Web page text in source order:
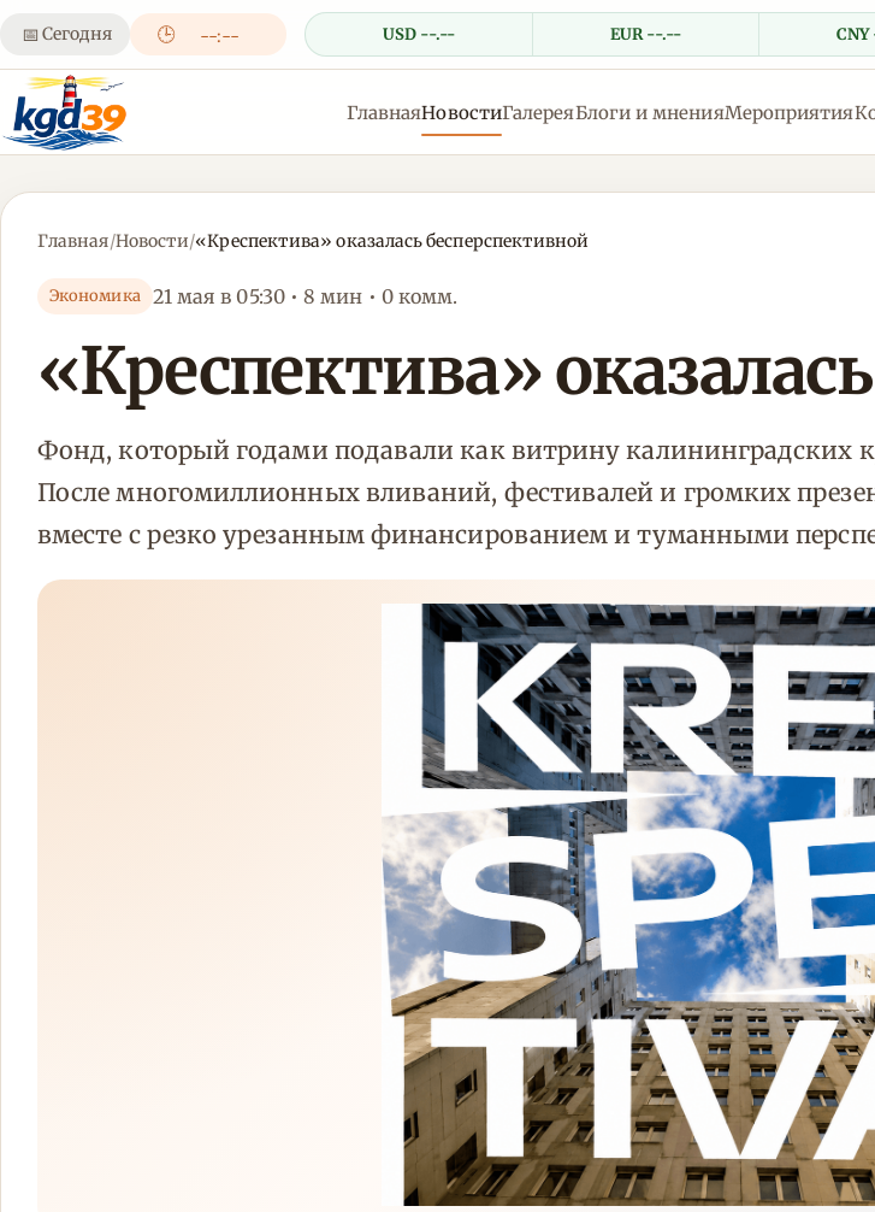
📅 Сегодня 🕒 --:-- USD --.-- EUR --.--
ГлавнаяНовостиГалереяБлоги и мненияМероприятия
Главная/Новости/«Креспектива» оказалась бесперспективной
Экономика 21 мая в 05:30 • 8 мин • 0 комм.
«Креспектива»
Фонд, который годами подавали как витрину калининградских
После многомиллионных вливаний, фестивалей и громких
вместе с резко урезанным финансированием и туманными